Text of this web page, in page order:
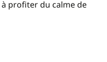
à profiter du calme de